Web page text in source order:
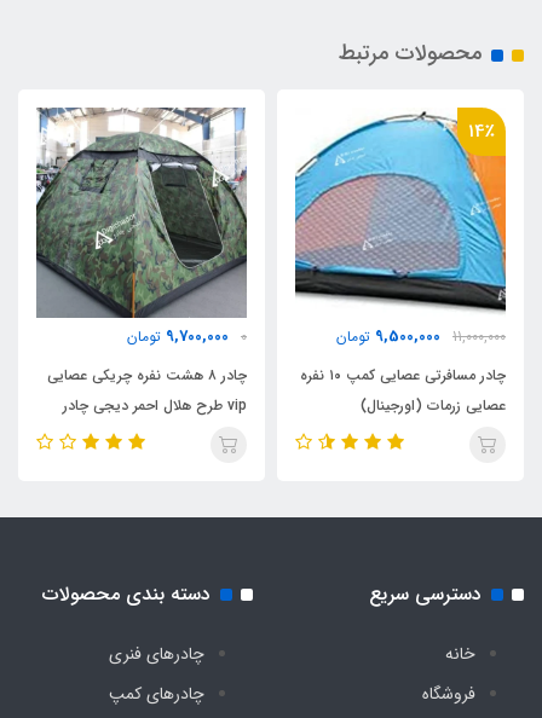
نوع اسکلت
فلزی فنری آسان تاشو با روکش پلاستیکی و نوار
ابریشم
جیب داخلی
دارد
بند آویز سقف
دارد
اقلام همراه
کیف حمل مخصوص
2 عدد
تعداد درب ورودی
محصولات مرتبط
14٪
11,000,000
9,500,000 تومان
چادر مسافرتی عصایی کمپ ۱۰ نفره
عصایی زرمات (اورجینال)
0
9,700,000 تومان
چادر ۸ هشت نفره چریکی عصایی
vip طرح هلال احمر دیجی چادر
دسترسی سریع
خانه
فروشگاه
دسته بندی محصولات
چادرهای فنری
چادرهای کمپ